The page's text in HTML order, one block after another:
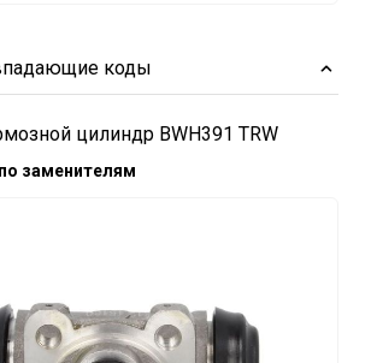
коды
цилиндр BWH391 TRW
заменителям